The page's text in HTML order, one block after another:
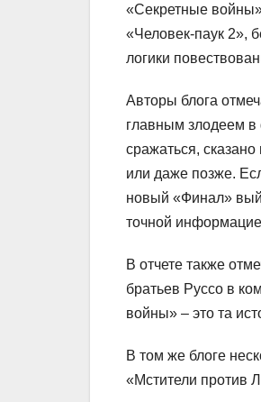
«Секретные
«Человек-паук 2»,
логики
Авторы блога
главным злодеем в
сражаться,
или даже позже.
новый «Финал»
точной
В отчете также
братьев Руссо в
войны» – это та
В том же блоге
«Мстители против